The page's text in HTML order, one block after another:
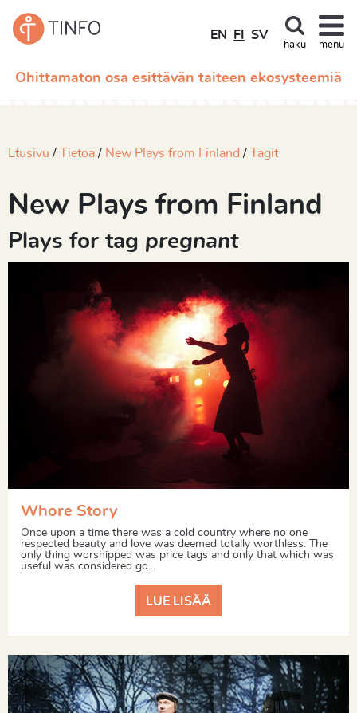
Ohittamaton osa esittävän taiteen ekosysteemiä
EN FI SV
haku menu
Etusivu Tietoa New Plays from Finland Tagit
New Plays from Finland
Plays for tag pregnant
Whore Story
Once upon a time there was a cold country where no one
respected beauty and love was deemed totally worthless. The
only thing worshipped was price tags and only that which was
useful was considered go...
LUE LISÄÄ